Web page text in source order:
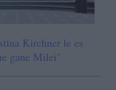
Kirchner le es
gane Milei"